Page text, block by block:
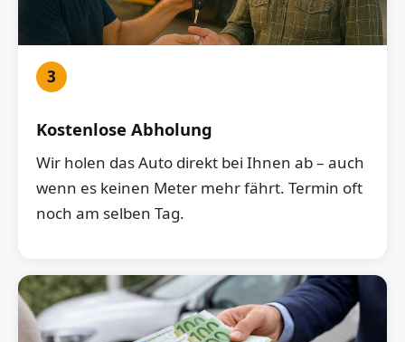
3
Kostenlose Abholung
Wir holen das Auto direkt bei Ihnen ab – auch
wenn es keinen Meter mehr fährt. Termin oft
noch am selben Tag.